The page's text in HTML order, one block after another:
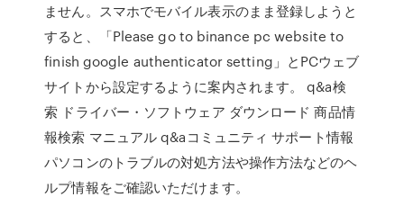
ません。スマホでモバイル表示のまま登録しようと
すると、「Please go to binance pc website to
finish google authenticator setting」とPCウェブ
サイトから設定するように案内されます。 q&a検
索 ドライバー・ソフトウェア ダウンロード 商品情
報検索 マニュアル q&aコミュニティ サポート情報
パソコンのトラブルの対処方法や操作方法などのヘ
ルプ情報をご確認いただけます。